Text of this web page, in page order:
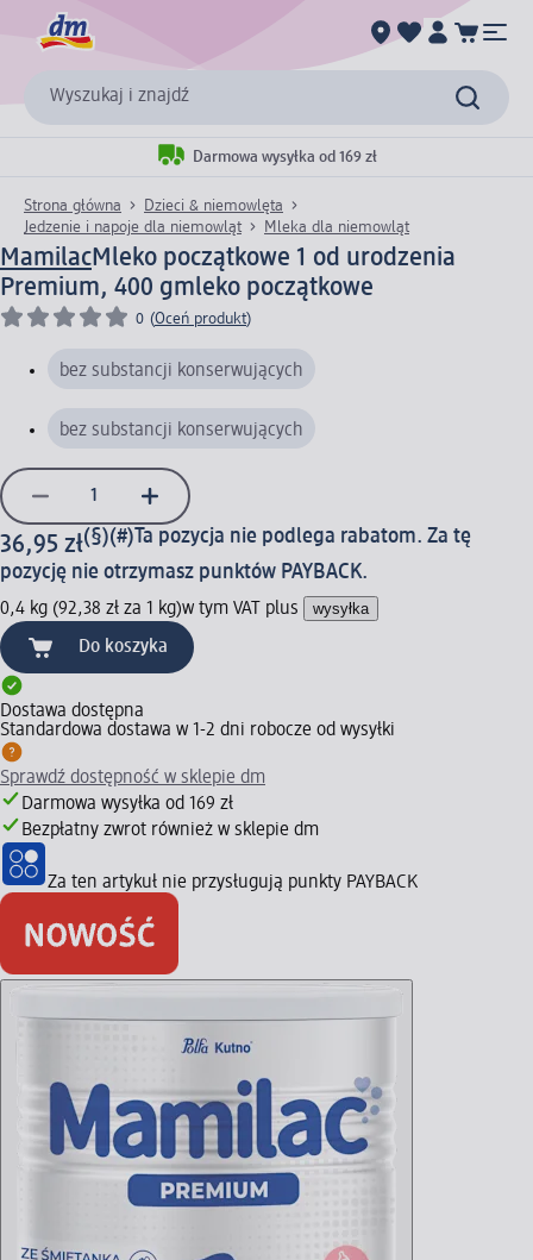
Wyszukaj i znajdź
Darmowa wysyłka od 169 zł
Strona główna
Dzieci & niemowlęta
Jedzenie i napoje dla niemowląt
Mleka dla niemowląt
MamilacMleko początkowe 1 od urodzenia
Premium, 400 gmleko początkowe
0 (Oceń produkt)
bez substancji konserwujących
bez substancji konserwujących
36,95 zł(§)(#)Ta pozycja nie podlega rabatom. Za tę
pozycję nie otrzymasz punktów PAYBACK.
0,4 kg (92,38 zł za 1 kg)w tym VAT plus wysyłka
Do koszyka
Dostawa dostępna
Standardowa dostawa w 1-2 dni robocze od wysyłki
Sprawdź dostępność w sklepie dm
Darmowa wysyłka od 169 zł
Bezpłatny zwrot również w sklepie dm
Za ten artykuł nie przysługują punkty PAYBACK